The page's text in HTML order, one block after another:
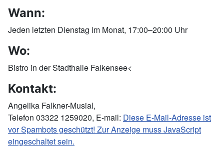
Wann:
Jeden letzten Dienstag im Monat, 17:00–20:00 Uhr
Wo:
Bistro in der Stadthalle Falkensee<
Kontakt:
Angelika Falkner-Musial,
Telefon 03322 1259020, E-mail: Diese E-Mail-Adresse ist
vor Spambots geschützt! Zur Anzeige muss JavaScript
eingeschaltet sein.